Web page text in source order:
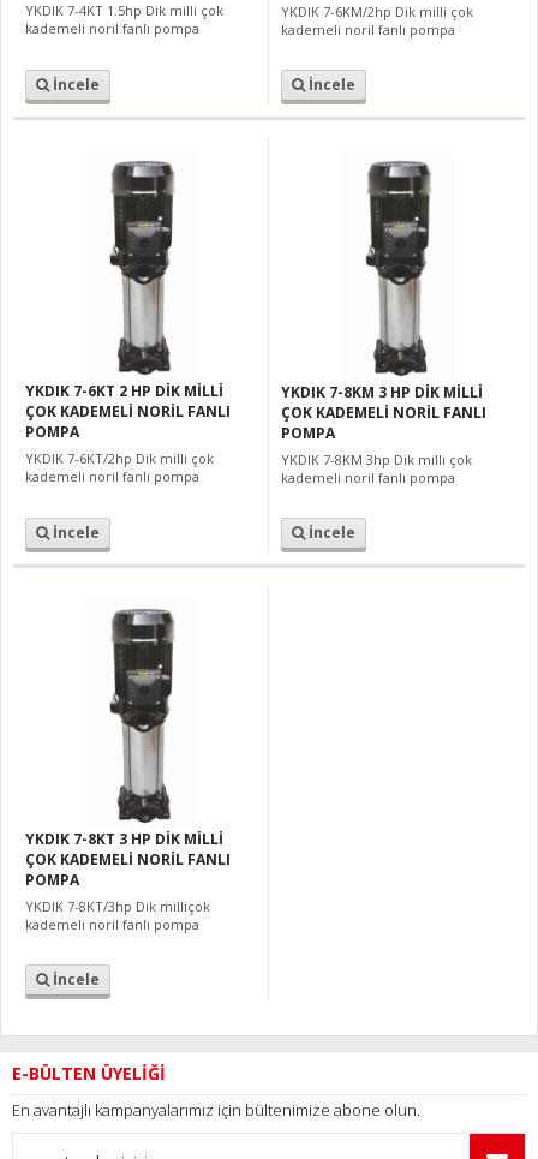
YKDIK 7-4KT 1.5hp Dik milli çok
kademeli noril fanlı pompa
İncele
YKDIK 7-6KM/2hp Dik milli çok
kademeli noril fanlı pompa
İncele
YKDIK 7-6KT 2 HP DİK MİLLİ
ÇOK KADEMELİ NORİL FANLI
POMPA
YKDIK 7-6KT/2hp Dik milli çok
kademeli noril fanlı pompa
İncele
YKDIK 7-8KM 3 HP DİK MİLLİ
ÇOK KADEMELİ NORİL FANLI
POMPA
YKDIK 7-8KM 3hp Dik milli çok
kademeli noril fanlı pompa
İncele
YKDIK 7-8KT 3 HP DİK MİLLİ
ÇOK KADEMELİ NORİL FANLI
POMPA
YKDIK 7-8KT/3hp Dik milliçok
kademeli noril fanlı pompa
İncele
E-BÜLTEN ÜYELİĞİ
En avantajlı kampanyalarımız için bültenimize abone olun.